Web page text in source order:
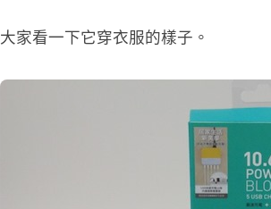
大家看一下它穿衣服的樣子。